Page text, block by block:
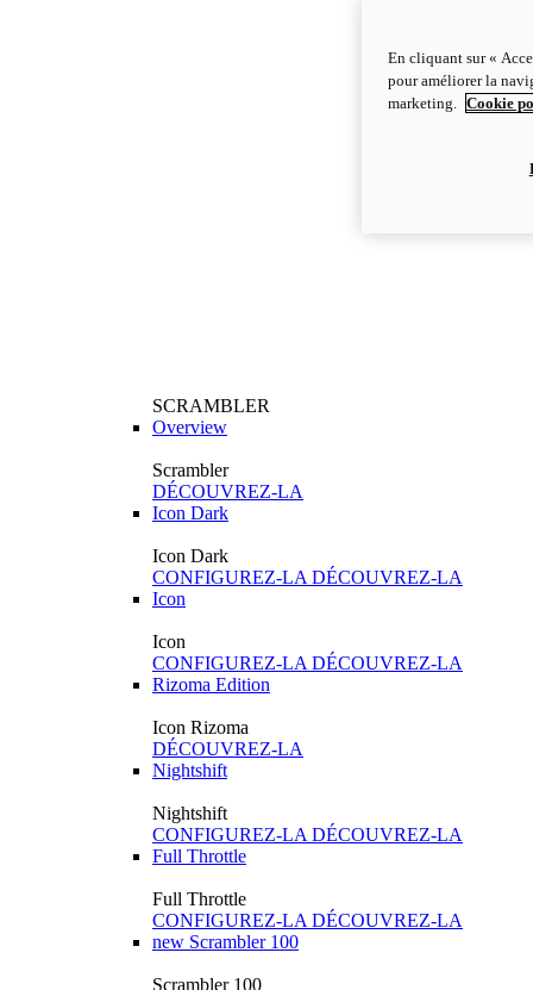
SCRAMBLER
Overview
Scrambler
DÉCOUVREZ-LA
Icon Dark
Icon Dark
CONFIGUREZ-LA DÉCOUVREZ-LA
Icon
Icon
CONFIGUREZ-LA DÉCOUVREZ-LA
Rizoma Edition
Icon Rizoma
DÉCOUVREZ-LA
Nightshift
Nightshift
CONFIGUREZ-LA DÉCOUVREZ-LA
Full Throttle
Full Throttle
CONFIGUREZ-LA DÉCOUVREZ-LA
new Scrambler 100
Scrambler 100
En cliquant sur «
pour améliorer la
marketing.
Cookie